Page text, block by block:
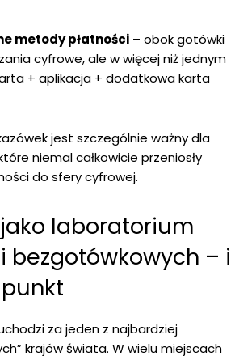
metody płatności – obok gotówki
cyfrowe, ale w więcej niż jednym
+ aplikacja + dodatkowa karta
jest szczególnie ważny dla
niemal całkowicie przeniosły
do sfery cyfrowej.
laboratorium
bezgotówkowych – i
za jeden z najbardziej
krajów świata. W wielu miejscach